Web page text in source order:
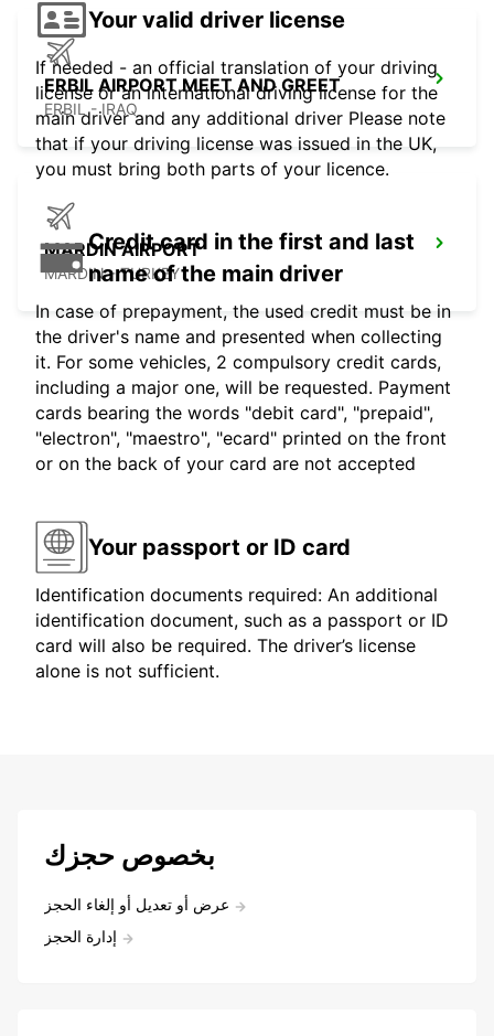
ERBIL AIRPORT MEET AND GREET
ERBIL - IRAQ
MARDIN AIRPORT
MARDIN - TURKEY
Your valid driver license
If needed - an official translation of your driving
license or an international driving license for the
main driver and any additional driver Please note
that if your driving license was issued in the UK,
you must bring both parts of your licence.
Credit card in the first and last
name of the main driver
In case of prepayment, the used credit must be in
the driver's name and presented when collecting
it. For some vehicles, 2 compulsory credit cards,
including a major one, will be requested. Payment
cards bearing the words "debit card", "prepaid",
"electron", "maestro", "ecard" printed on the front
or on the back of your card are not accepted
Your passport or ID card
Identification documents required: An additional
identification document, such as a passport or ID
card will also be required. The driver’s license
alone is not sufficient.
بخصوص حجزك
عرض أو تعديل أو إلغاء الحجز
إدارة الحجز